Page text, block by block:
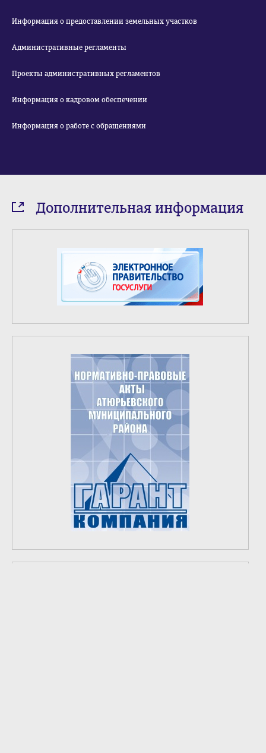
Информация о предоставлении земельных участков
Административные регламенты
Проекты административных регламентов
Информация о кадровом обеспечении
Информация о работе с обращениями
Дополнительная информация